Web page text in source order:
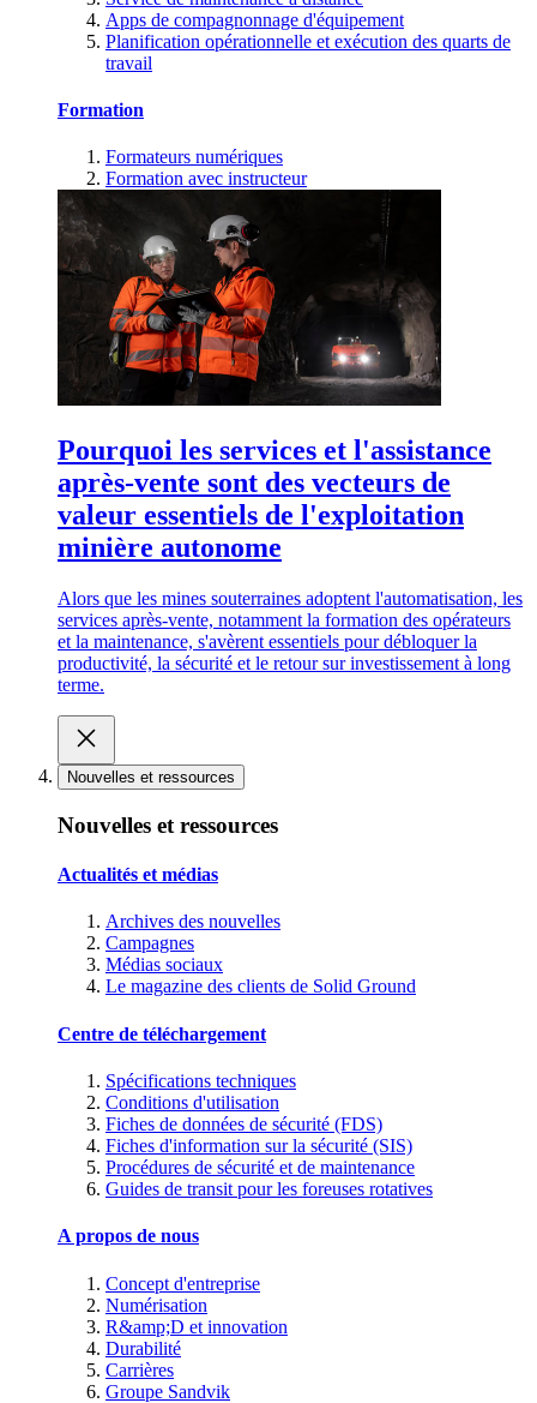
Apps de compagnonnage d'équipement
Planification opérationnelle et exécution des quarts de
travail
Formation
Formateurs numériques
Formation avec instructeur
Pourquoi les services et l'assistance
après-vente sont des vecteurs de
valeur essentiels de l'exploitation
minière autonome
Alors que les mines souterraines adoptent l'automatisation, les
services après-vente, notamment la formation des opérateurs
et la maintenance, s'avèrent essentiels pour débloquer la
productivité, la sécurité et le retour sur investissement à long
terme.
Nouvelles et ressources
Nouvelles et ressources
Actualités et médias
Archives des nouvelles
Campagnes
Médias sociaux
Le magazine des clients de Solid Ground
Centre de téléchargement
Spécifications techniques
Conditions d'utilisation
Fiches de données de sécurité (FDS)
Fiches d'information sur la sécurité (SIS)
Procédures de sécurité et de maintenance
Guides de transit pour les foreuses rotatives
A propos de nous
Concept d'entreprise
Numérisation
R&amp;D et innovation
Durabilité
Carrières
Groupe Sandvik